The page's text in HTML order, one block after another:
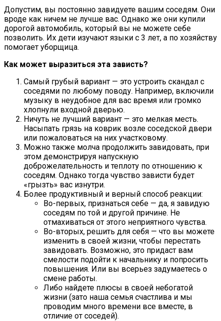
Допустим, вы постоянно завидуете вашим соседям. Они
вроде как ничем не лучше вас. Однако же они купили
дорогой автомобиль, который вы не можете себе
позволить. Их дети изучают языки с 3 лет, а по хозяйству
помогает уборщица.
Как может выразиться эта зависть?
Самый грубый вариант — это устроить скандал с
соседями по любому поводу. Например, включили
музыку в неудобное для вас время или громко
хлопнули входной дверью.
Ничуть не лучший вариант — это мелкая месть.
Насыпать грязь на коврик возле соседской двери
или пожаловаться на них участковому.
Можно также молча продолжить завидовать, при
этом демонстрируя напускную
доброжелательность и теплоту по отношению к
соседям. Однако тогда чувство зависти будет
«грызть» вас изнутри.
Более продуктивный и верный способ реакции:
Во-первых, признаться себе — да, я завидую
соседям по той и другой причине. Не
отмахиваться от этого неприятного чувства.
Во-вторых, решить для себя — что вы можете
изменить в своей жизни, чтобы перестать
завидовать. Возможно, это придаст вам
смелости подойти к начальнику и попросить
повышения. Или вы всерьез задумаетесь о
смене работы.
Либо найдете плюсы в своей небогатой
жизни (зато наша семья счастлива и мы
проводим много времени все вместе, в
отличие от соседей).